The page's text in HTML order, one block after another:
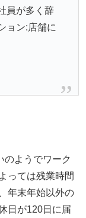
員が多く辞
ョン:店舗に
のようでワーク
っては残業時間
年末年始以外の
日が120日に届